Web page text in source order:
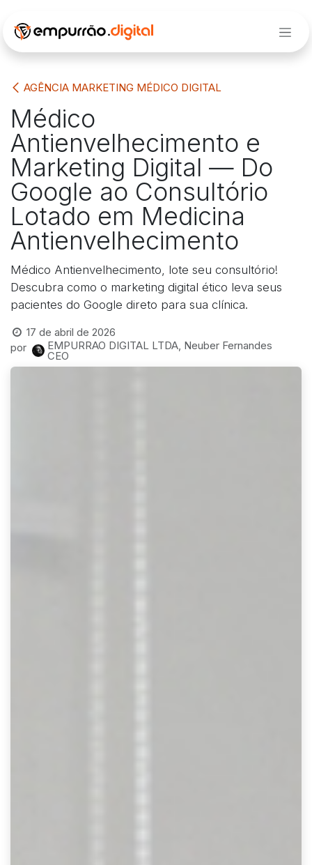
AGÊNCIA MARKETING MÉDICO DIGITAL
Médico
Antienvelhecimento e
Marketing Digital — Do
Google ao Consultório
Lotado em Medicina
Antienvelhecimento
Médico Antienvelhecimento, lote seu consultório!
Descubra como o marketing digital ético leva seus
pacientes do Google direto para sua clínica.
17 de abril de 2026
por
EMPURRAO DIGITAL LTDA, Neuber Fernandes
CEO